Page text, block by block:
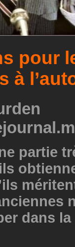
pour
à
partie
dans la